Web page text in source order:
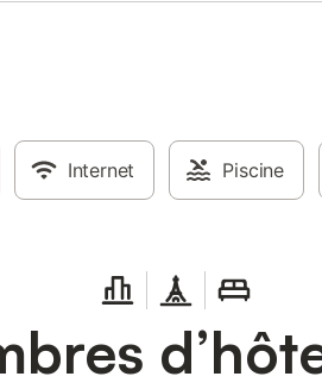
sur la nature : le
Le petit
de
Internet Piscine